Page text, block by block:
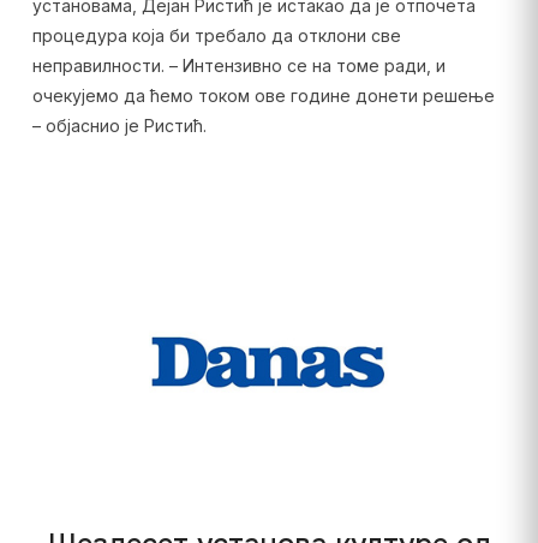
установама, Дејан Ристић је истакао да је отпочета
процедура која би требало да отклони све
неправилности. – Интензивно се на томе ради, и
очекујемо да ћемо током ове године донети решење
– објаснио је Ристић.